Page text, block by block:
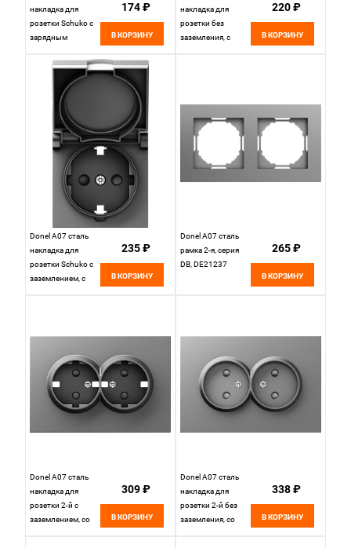
накладка для
розетки Schuko с
зарядным
A+C, со шторками
16A 250 В~,серия
DB, DE22937
174 ₽
В КОРЗИНУ
накладка для
розетки без
заземления, с
220 ₽
В КОРЗИНУ
Donel A07 сталь
накладка для
розетки Schuko с
заземлением, с
235 ₽
В КОРЗИНУ
Donel A07 сталь
рамка 2-я, серия
DB, DE21237
265 ₽
В КОРЗИНУ
Donel A07 сталь
накладка для
розетки 2-й с
заземлением, со
309 ₽
В КОРЗИНУ
Donel A07 сталь
накладка для
розетки 2-й без
заземления, со
338 ₽
В КОРЗИНУ